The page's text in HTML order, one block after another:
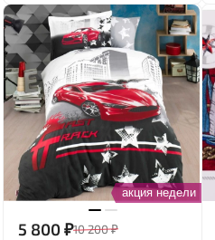
акция недели
5 800₽10 200₽